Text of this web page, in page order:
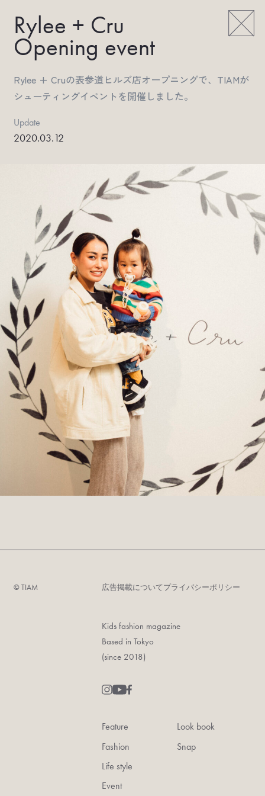
Rylee + Cru
Opening event
Rylee + Cruの表参道ヒルズ店オープニングで、TIAMが
シューティングイベントを開催しました。
Update
2020.03.12
©︎ TIAM 広告掲載についてプライバシーポリシー
Kids fashion magazine
Based in Tokyo
(since 2018)
Feature
Fashion
Life style
Event
Look book
Snap